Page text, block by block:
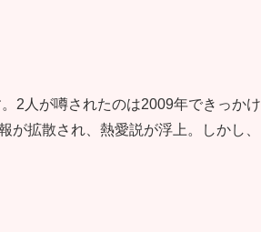
2人が噂されたのは2009年できっかけ
拡散され、熱愛説が浮上。しかし、